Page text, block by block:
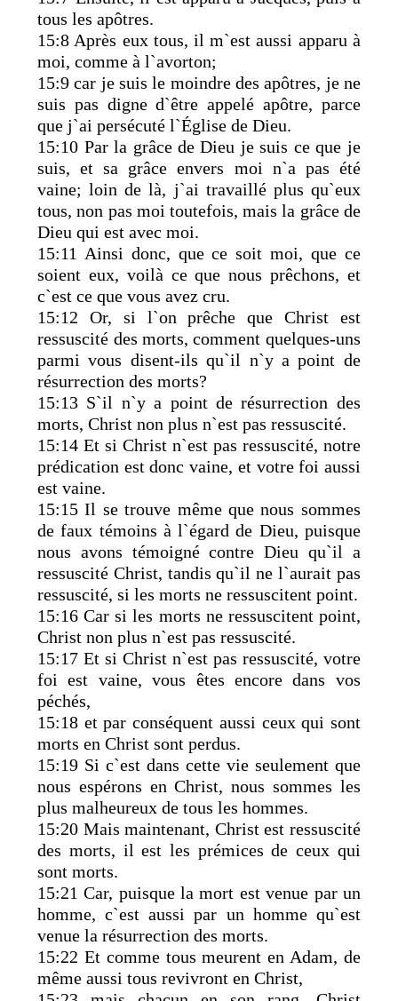
tous les apôtres.
15:8 Après eux tous, il m`est aussi apparu à
moi, comme à l`avorton;
15:9 car je suis le moindre des apôtres, je ne
suis pas digne d`être appelé apôtre, parce
que j`ai persécuté l`Église de Dieu.
15:10 Par la grâce de Dieu je suis ce que je
suis, et sa grâce envers moi n`a pas été
vaine; loin de là, j`ai travaillé plus qu`eux
tous, non pas moi toutefois, mais la grâce de
Dieu qui est avec moi.
15:11 Ainsi donc, que ce soit moi, que ce
soient eux, voilà ce que nous prêchons, et
c`est ce que vous avez cru.
15:12 Or, si l`on prêche que Christ est
ressuscité des morts, comment quelques-uns
parmi vous disent-ils qu`il n`y a point de
résurrection des morts?
15:13 S`il n`y a point de résurrection des
morts, Christ non plus n`est pas ressuscité.
15:14 Et si Christ n`est pas ressuscité, notre
prédication est donc vaine, et votre foi aussi
est vaine.
15:15 Il se trouve même que nous sommes
de faux témoins à l`égard de Dieu, puisque
nous avons témoigné contre Dieu qu`il a
ressuscité Christ, tandis qu`il ne l`aurait pas
ressuscité, si les morts ne ressuscitent point.
15:16 Car si les morts ne ressuscitent point,
Christ non plus n`est pas ressuscité.
15:17 Et si Christ n`est pas ressuscité, votre
foi est vaine, vous êtes encore dans vos
péchés,
15:18 et par conséquent aussi ceux qui sont
morts en Christ sont perdus.
15:19 Si c`est dans cette vie seulement que
nous espérons en Christ, nous sommes les
plus malheureux de tous les hommes.
15:20 Mais maintenant, Christ est ressuscité
des morts, il est les prémices de ceux qui
sont morts.
15:21 Car, puisque la mort est venue par un
homme, c`est aussi par un homme qu`est
venue la résurrection des morts.
15:22 Et comme tous meurent en Adam, de
même aussi tous revivront en Christ,